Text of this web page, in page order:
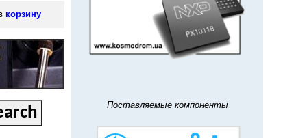
корзину
Поставляемые компоненты